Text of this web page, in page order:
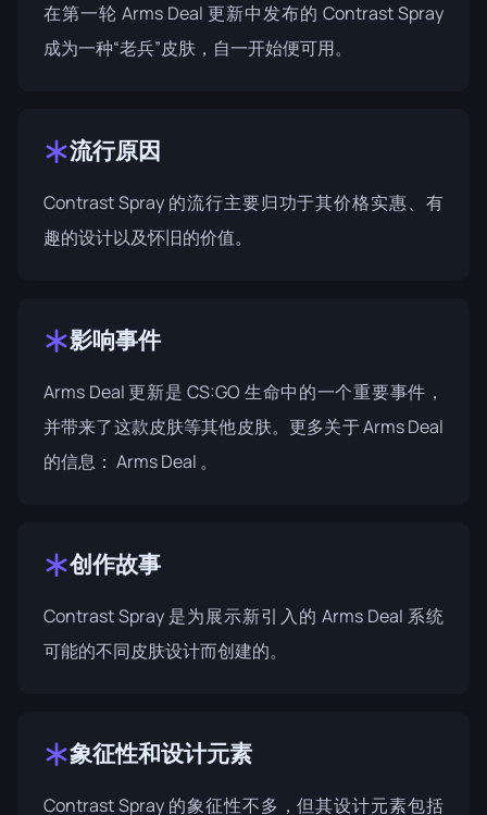
在第一轮 Arms Deal 更新中发布的 Contrast Spray
成为一种“老兵”皮肤，自一开始便可用。
流行原因
Contrast Spray 的流行主要归功于其价格实惠、有
趣的设计以及怀旧的价值。
影响事件
Arms Deal 更新是 CS:GO 生命中的一个重要事件，
并带来了这款皮肤等其他皮肤。更多关于 Arms Deal
的信息： Arms Deal 。
创作故事
Contrast Spray 是为展示新引入的 Arms Deal 系统
可能的不同皮肤设计而创建的。
象征性和设计元素
Contrast Spray 的象征性不多，但其设计元素包括